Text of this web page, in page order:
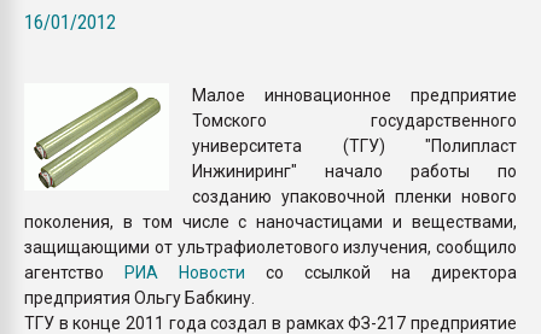
16/01/2012
Малое инновационное предприятие
Томского государственного
университета (ТГУ) "Полипласт
Инжиниринг" начало работы по
созданию упаковочной пленки нового
поколения, в том числе с наночастицами и веществами,
защищающими от ультрафиолетового излучения, сообщило
агентство РИА Новости со ссылкой на директора
предприятия Ольгу Бабкину.
ТГУ в конце 2011 года создал в рамках ФЗ-217 предприятие